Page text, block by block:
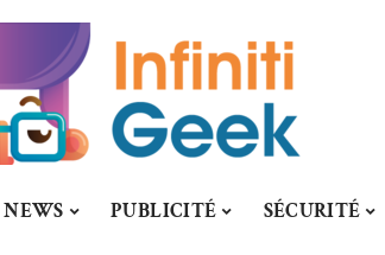
NEWS PUBLICITÉ SÉCURITÉ